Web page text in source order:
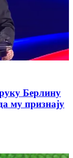
Берлину
му признају